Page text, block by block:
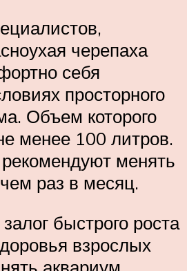
черепаха
себя
просторного
Объем которого
менее 100 литров.
менять
раз в месяц.
быстрого роста
взрослых